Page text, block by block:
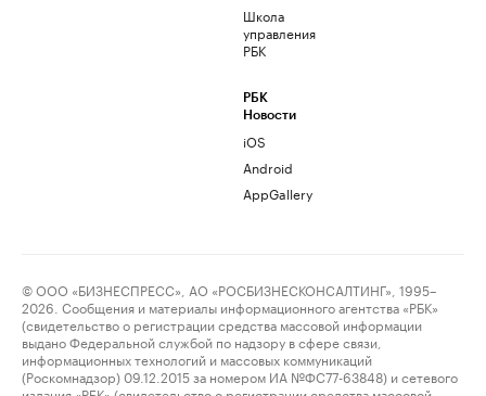
Школа
управления
РБК
РБК
Новости
iOS
Android
AppGallery
© ООО «БИЗНЕСПРЕСС», АО «РОСБИЗНЕСКОНСАЛТИНГ», 1995–
2026. Сообщения и материалы информационного агентства «РБК»
(свидетельство о регистрации средства массовой информации
выдано Федеральной службой по надзору в сфере связи,
информационных технологий и массовых коммуникаций
(Роскомнадзор) 09.12.2015 за номером ИА №ФС77-63848) и сетевого